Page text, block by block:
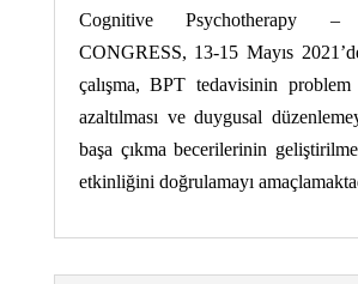
Cognitive Psychotherapy
CONGRESS, 13-15 Mayıs
çalışma, BPT tedavisinin problem
azaltılması ve duygusal
başa çıkma becerilerinin
etkinliğini doğrulamayı